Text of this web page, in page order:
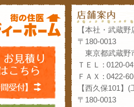
【本社・武蔵野
〒180-0013
東京都武蔵野
ＴＥＬ : 0120-
ＦＡＸ : 0422-
【西久保101】
〒180-0013